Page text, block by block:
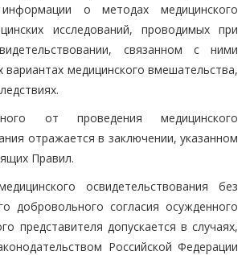
о методах медицинского
исследований, проводимых при
связанном с ними
медицинского вмешательства,
от проведения медицинского
отражается в заключении, указанном
Правил.
освидетельствования без
добровольного согласия осужденного
представителя допускается в случаях,
Российской Федерации